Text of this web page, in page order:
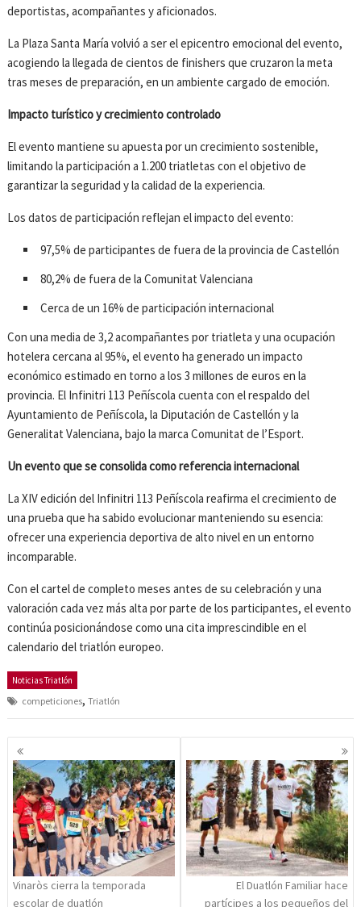
deportistas, acompañantes y aficionados.
La Plaza Santa María volvió a ser el epicentro emocional del evento,
acogiendo la llegada de cientos de finishers que cruzaron la meta
tras meses de preparación, en un ambiente cargado de emoción.
Impacto turístico y crecimiento controlado
El evento mantiene su apuesta por un crecimiento sostenible,
limitando la participación a 1.200 triatletas con el objetivo de
garantizar la seguridad y la calidad de la experiencia.
Los datos de participación reflejan el impacto del evento:
97,5% de participantes de fuera de la provincia de Castellón
80,2% de fuera de la Comunitat Valenciana
Cerca de un 16% de participación internacional
Con una media de 3,2 acompañantes por triatleta y una ocupación
hotelera cercana al 95%, el evento ha generado un impacto
económico estimado en torno a los 3 millones de euros en la
provincia. El Infinitri 113 Peñíscola cuenta con el respaldo del
Ayuntamiento de Peñíscola, la Diputación de Castellón y la
Generalitat Valenciana, bajo la marca Comunitat de l’Esport.
Un evento que se consolida como referencia internacional
La XIV edición del Infinitri 113 Peñíscola reafirma el crecimiento de
una prueba que ha sabido evolucionar manteniendo su esencia:
ofrecer una experiencia deportiva de alto nivel en un entorno
incomparable.
Con el cartel de completo meses antes de su celebración y una
valoración cada vez más alta por parte de los participantes, el evento
continúa posicionándose como una cita imprescindible en el
calendario del triatlón europeo.
Noticias Triatlón
competiciones,Triatlón
Navegación
de
entradas
Vinaròs cierra la temporada
escolar de duatlón
El Duatlón Familiar hace
partícipes a los pequeños del